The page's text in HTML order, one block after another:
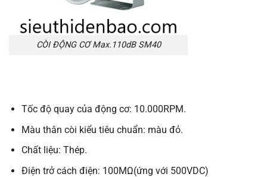
CÒI ĐỘNG CƠ Max.110dB SM40
Tốc độ quay của động cơ: 10.000RPM.
Màu thân còi kiểu tiêu chuẩn: màu đỏ.
Chất liệu: Thép.
Điện trở cách điện: 100MΩ(ứng với 500VDC)